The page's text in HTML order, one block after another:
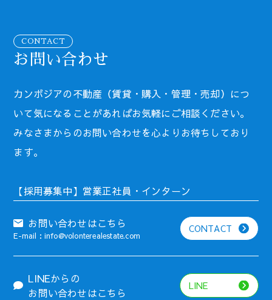
CONTACT
お問い合わせ
カンボジアの不動産（賃貸・購入・管理・売却）につ
いて気になることがあればお気軽にご相談ください。
みなさまからのお問い合わせを心よりお待ちしており
ます。
【採用募集中】営業正社員・インターン
お問い合わせはこちら
E-mail：info@volonterealestate.com
CONTACT
LINEからの
お問い合わせはこちら
LINE